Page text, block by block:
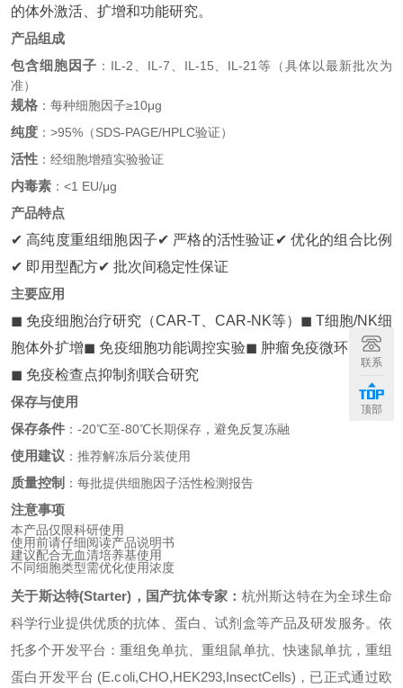
的体外激活、扩增和功能研究。
产品组成
包含细胞因子 ：IL-2、IL-7、IL-15、IL-21等（具体以最新批次为
准）
规格 ：每种细胞因子≥10μg
纯度 ：>95%（SDS-PAGE/HPLC验证）
活性 ：经细胞增殖实验验证
内毒素 ：<1 EU/μg
产品特点
✔ 高纯度重组细胞因子✔ 严格的活性验证 ✔ 优化的组合比例
✔ 即用型配方✔ 批次间稳定性保证
主要应用
◼ 免疫细胞治疗研究（CAR-T、CAR-NK等） ◼ T细胞/NK细
胞体外扩增◼ 免疫细胞功能调控实验◼ 肿瘤免疫微环境研究
◼ 免疫检查点抑制剂联合研究
保存与使用
保存条件 ：-20℃至-80℃长期保存，避免反复冻融
使用建议 ：推荐解冻后分装使用
质量控制 ：每批提供细胞因子活性检测报告
注意事项
本产品仅限科研使用
使用前请仔细阅读产品说明书
建议配合无血清培养基使用
不同细胞类型需优化使用浓度
关于斯达特(Starter)，国产抗体专家： 杭州斯达特在为全球生命
科学行业提供优质的抗体、蛋白、试剂盒等产品及研发服务。依
托多个开发平台：重组免单抗、重组鼠单抗、快速鼠单抗，重组
蛋白开发平台 (E.coli,CHO,HEK293,InsectCells)，已正式通过欧
联系
顶部